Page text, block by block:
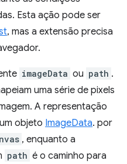
Esta ação pode ser
, mas a extensão precisa
imageData ou path .
uma série de pixels
A representação
objeto ImageData. por
, enquanto a
path é o caminho para